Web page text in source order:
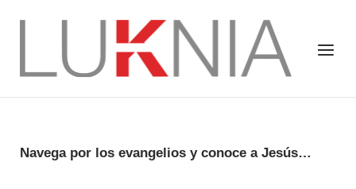
Menú
Navega por los evangelios y conoce a Jesús…